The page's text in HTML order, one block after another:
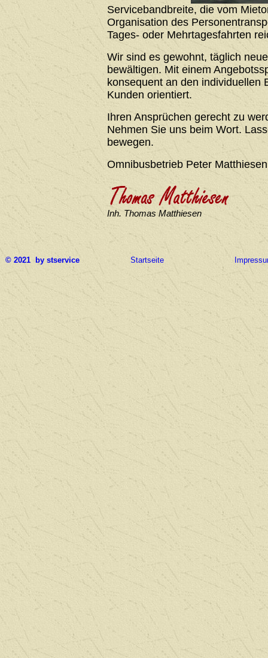
Servicebandbreite, die vom
Organisation des
Tages- oder Mehrtagesfahrten
Wir sind es gewohnt, täglich
bewältigen. Mit einem
konsequent an den individuellen
Kunden orientiert.
Ihren Ansprüchen gerecht zu
Nehmen Sie uns beim Wort.
bewegen.
Omnibusbetrieb Peter Matthiesen
Inh. Thomas Matthiesen
© 2021 by stservice Startseite